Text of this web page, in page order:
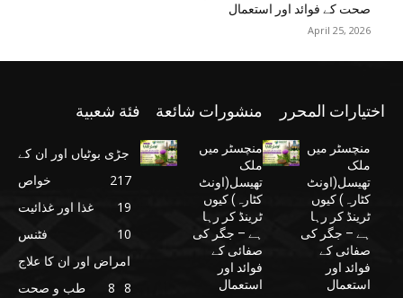
صحت کے فوائد اور استعمال
April 25, 2026
اختيارات المحرر
منچسٹر میں
ملک
تھیسل(اونٹ
کٹارہ) کیوں
ٹرینڈ کر رہا
ہے – جگر کی
صفائی کے
فوائد اور
استعمال
منشورات شائعة
منچسٹر میں
ملک
تھیسل(اونٹ
کٹارہ) کیوں
ٹرینڈ کر رہا
ہے – جگر کی
صفائی کے
فوائد اور
استعمال
فئة شعبية
جڑی بوٹیاں اور ان کے
خواص
217
غذا اور غذائیت
19
فٹنس
10
امراض اور ان کا علاج
8
طب و صحت
8